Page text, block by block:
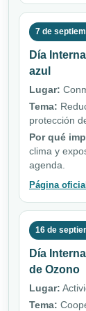
7 de
Día
azul
Lugar:
Tema:
protección
Por qué
clima y
agenda.
Página
16 de
Día
de Ozono
Lugar:
Tema: